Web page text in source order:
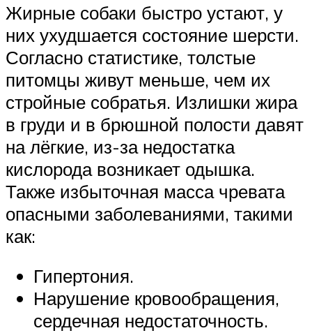
Жирные собаки быстро устают, у
них ухудшается состояние шерсти.
Согласно статистике, толстые
питомцы живут меньше, чем их
стройные собратья. Излишки жира
в груди и в брюшной полости давят
на лёгкие, из-за недостатка
кислорода возникает одышка.
Также избыточная масса чревата
опасными заболеваниями, такими
как:
Гипертония.
Нарушение кровообращения,
сердечная недостаточность.